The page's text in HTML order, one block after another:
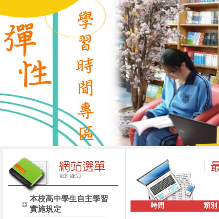
本校高中學生自主學習
實施規定
時間 類別